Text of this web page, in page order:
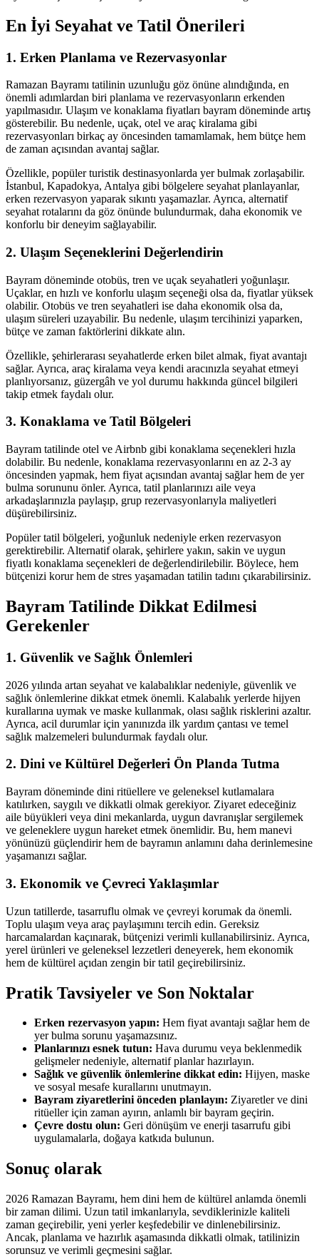
En İyi Seyahat ve Tatil Önerileri
1. Erken Planlama ve Rezervasyonlar
Ramazan Bayramı tatilinin uzunluğu göz önüne alındığında, en
önemli adımlardan biri planlama ve rezervasyonların erkenden
yapılmasıdır. Ulaşım ve konaklama fiyatları bayram döneminde artış
gösterebilir. Bu nedenle, uçak, otel ve araç kiralama gibi
rezervasyonları birkaç ay öncesinden tamamlamak, hem bütçe hem
de zaman açısından avantaj sağlar.
Özellikle, popüler turistik destinasyonlarda yer bulmak zorlaşabilir.
İstanbul, Kapadokya, Antalya gibi bölgelere seyahat planlayanlar,
erken rezervasyon yaparak sıkıntı yaşamazlar. Ayrıca, alternatif
seyahat rotalarını da göz önünde bulundurmak, daha ekonomik ve
konforlu bir deneyim sağlayabilir.
2. Ulaşım Seçeneklerini Değerlendirin
Bayram döneminde otobüs, tren ve uçak seyahatleri yoğunlaşır.
Uçaklar, en hızlı ve konforlu ulaşım seçeneği olsa da, fiyatlar yüksek
olabilir. Otobüs ve tren seyahatleri ise daha ekonomik olsa da,
ulaşım süreleri uzayabilir. Bu nedenle, ulaşım tercihinizi yaparken,
bütçe ve zaman faktörlerini dikkate alın.
Özellikle, şehirlerarası seyahatlerde erken bilet almak, fiyat avantajı
sağlar. Ayrıca, araç kiralama veya kendi aracınızla seyahat etmeyi
planlıyorsanız, güzergâh ve yol durumu hakkında güncel bilgileri
takip etmek faydalı olur.
3. Konaklama ve Tatil Bölgeleri
Bayram tatilinde otel ve Airbnb gibi konaklama seçenekleri hızla
dolabilir. Bu nedenle, konaklama rezervasyonlarını en az 2-3 ay
öncesinden yapmak, hem fiyat açısından avantaj sağlar hem de yer
bulma sorununu önler. Ayrıca, tatil planlarınızı aile veya
arkadaşlarınızla paylaşıp, grup rezervasyonlarıyla maliyetleri
düşürebilirsiniz.
Popüler tatil bölgeleri, yoğunluk nedeniyle erken rezervasyon
gerektirebilir. Alternatif olarak, şehirlere yakın, sakin ve uygun
fiyatlı konaklama seçenekleri de değerlendirilebilir. Böylece, hem
bütçenizi korur hem de stres yaşamadan tatilin tadını çıkarabilirsiniz.
Bayram Tatilinde Dikkat Edilmesi
Gerekenler
1. Güvenlik ve Sağlık Önlemleri
2026 yılında artan seyahat ve kalabalıklar nedeniyle, güvenlik ve
sağlık önlemlerine dikkat etmek önemli. Kalabalık yerlerde hijyen
kurallarına uymak ve maske kullanmak, olası sağlık risklerini azaltır.
Ayrıca, acil durumlar için yanınızda ilk yardım çantası ve temel
sağlık malzemeleri bulundurmak faydalı olur.
2. Dini ve Kültürel Değerleri Ön Planda Tutma
Bayram döneminde dini ritüellere ve geleneksel kutlamalara
katılırken, saygılı ve dikkatli olmak gerekiyor. Ziyaret edeceğiniz
aile büyükleri veya dini mekanlarda, uygun davranışlar sergilemek
ve geleneklere uygun hareket etmek önemlidir. Bu, hem manevi
yönünüzü güçlendirir hem de bayramın anlamını daha derinlemesine
yaşamanızı sağlar.
3. Ekonomik ve Çevreci Yaklaşımlar
Uzun tatillerde, tasarruflu olmak ve çevreyi korumak da önemli.
Toplu ulaşım veya araç paylaşımını tercih edin. Gereksiz
harcamalardan kaçınarak, bütçenizi verimli kullanabilirsiniz. Ayrıca,
yerel ürünleri ve geleneksel lezzetleri deneyerek, hem ekonomik
hem de kültürel açıdan zengin bir tatil geçirebilirsiniz.
Pratik Tavsiyeler ve Son Noktalar
Erken rezervasyon yapın: Hem fiyat avantajı sağlar hem de
yer bulma sorunu yaşamazsınız.
Planlarınızı esnek tutun: Hava durumu veya beklenmedik
gelişmeler nedeniyle, alternatif planlar hazırlayın.
Sağlık ve güvenlik önlemlerine dikkat edin: Hijyen, maske
ve sosyal mesafe kurallarını unutmayın.
Bayram ziyaretlerini önceden planlayın: Ziyaretler ve dini
ritüeller için zaman ayırın, anlamlı bir bayram geçirin.
Çevre dostu olun: Geri dönüşüm ve enerji tasarrufu gibi
uygulamalarla, doğaya katkıda bulunun.
Sonuç olarak
2026 Ramazan Bayramı, hem dini hem de kültürel anlamda önemli
bir zaman dilimi. Uzun tatil imkanlarıyla, sevdiklerinizle kaliteli
zaman geçirebilir, yeni yerler keşfedebilir ve dinlenebilirsiniz.
Ancak, planlama ve hazırlık aşamasında dikkatli olmak, tatilinizin
sorunsuz ve verimli geçmesini sağlar.